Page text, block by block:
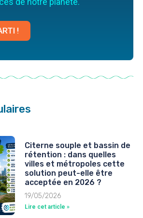
!
Citerne souple et bassin de
rétention : dans quelles
villes et métropoles cette
solution peut-elle être
acceptée en 2026 ?
19/05/2026
Lire cet article »